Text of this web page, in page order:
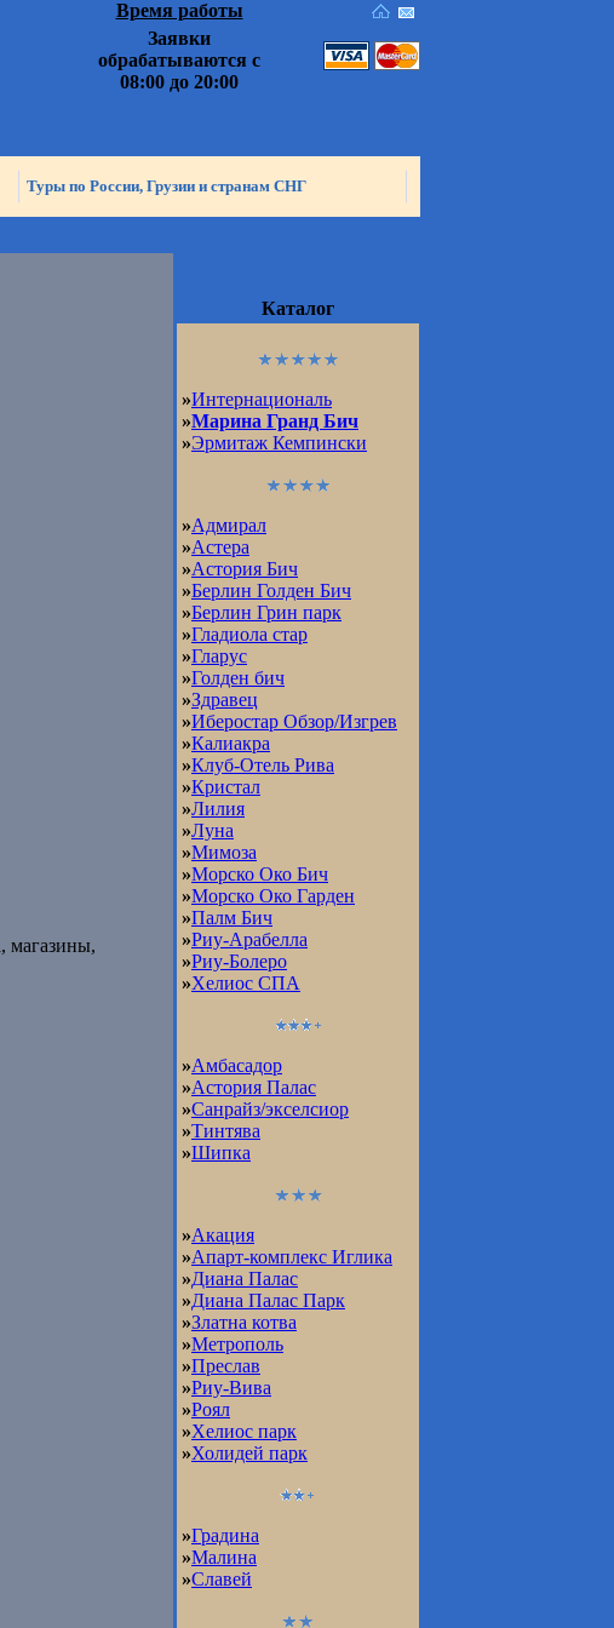
Время работы
Заявки
обрабатываются с
08:00 до 20:00
Туры по России, Грузии и странам СНГ
магазины,
Каталог
»Интернациональ
»Марина Гранд Бич
»Эрмитаж Кемпински
»Адмирал
»Астера
»Астория Бич
»Берлин Голден Бич
»Берлин Грин парк
»Гладиола стар
»Гларус
»Голден бич
»Здравец
»Иберостар Обзор/Изгрев
»Калиакра
»Клуб-Отель Рива
»Кристал
»Лилия
»Луна
»Мимоза
»Морско Око Бич
»Морско Око Гарден
»Палм Бич
»Риу-Арабелла
»Риу-Болеро
»Хелиос СПА
»Амбасадор
»Астория Палас
»Санрайз/экселсиор
»Тинтява
»Шипка
»Акация
»Апарт-комплекс Иглика
»Диана Палас
»Диана Палас Парк
»Златна котва
»Метрополь
»Преслав
»Риу-Вива
»Роял
»Хелиос парк
»Холидей парк
»Градина
»Малина
»Славей